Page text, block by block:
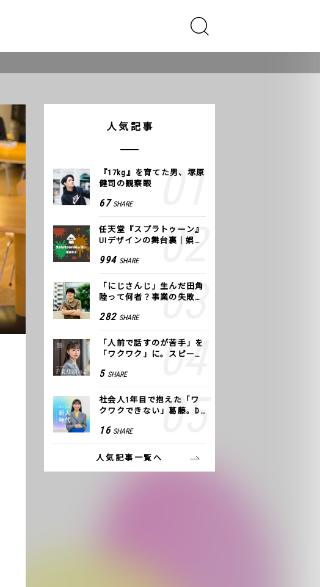
人気記事
『17kg』を育てた男、塚原
健司の観察眼
67 SHARE
任天堂『スプラトゥーン』
UIデザインの舞台裏｜娯楽
994 SHARE
「にじさんじ」生んだ田角
陸って何者？事業の失敗
COLOR
282 SHARE
「人前で話すのが苦手」を
「ワクワク」に。スピーチ
方トレーニング」に込めた
5 SHARE
社会人1年目で抱えた「ワ
クワクできない」葛藤。De
つけた、私の生きる道
16 SHARE
人気記事一覧へ